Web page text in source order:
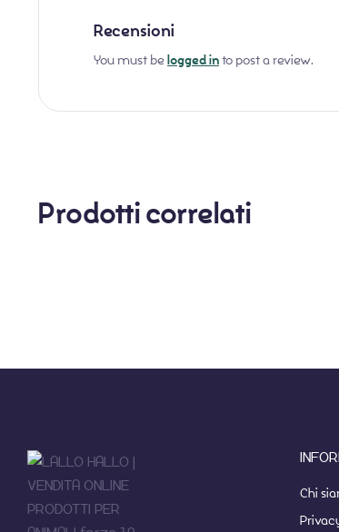
Recensioni
You must be logged into post a review.
Prodotti correlati
Chi